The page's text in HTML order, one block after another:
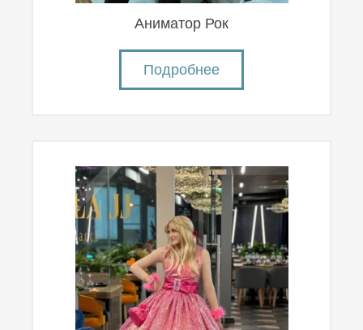
Аниматор Рок
Подробнее